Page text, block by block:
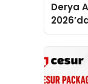
Derya
global